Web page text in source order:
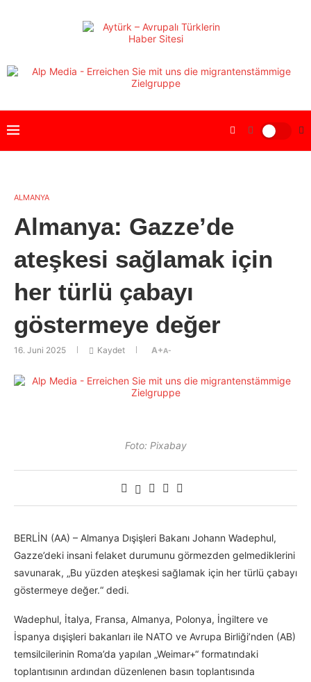
ALMANYA
Almanya: Gazze’de
ateşkesi sağlamak için
her türlü çabayı
göstermeye değer
16. Juni 2025 Kaydet A+A-
Foto: Pixabay
BERLİN (AA) – Almanya Dışişleri Bakanı Johann Wadephul,
Gazze’deki insani felaket durumunu görmezden gelmediklerini
savunarak, „Bu yüzden ateşkesi sağlamak için her türlü çabayı
göstermeye değer.“ dedi.​​​​​​​
Wadephul, İtalya, Fransa, Almanya, Polonya, İngiltere ve
İspanya dışişleri bakanları ile NATO ve Avrupa Birliği’nden (AB)
temsilcilerinin Roma’da yapılan „Weimar+“ formatındaki
toplantısının ardından düzenlenen basın toplantısında